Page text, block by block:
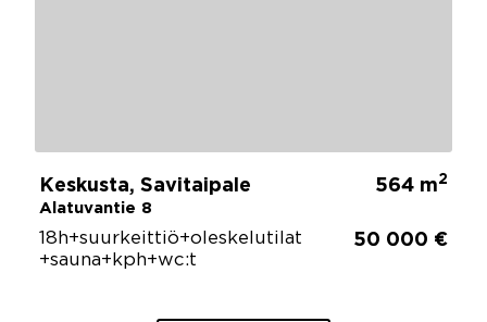
Keskusta, Savitaipale
Alatuvantie 8
564 m2
18h+suurkeittiö+oleskelutilat
+sauna+kph+wc:t
50 000 €